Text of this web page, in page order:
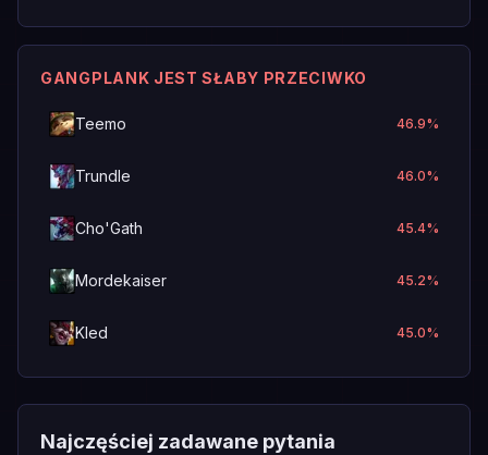
GANGPLANK JEST SŁABY PRZECIWKO
Teemo 46.9%
Trundle 46.0%
Cho'Gath 45.4%
Mordekaiser 45.2%
Kled 45.0%
Najczęściej zadawane pytania